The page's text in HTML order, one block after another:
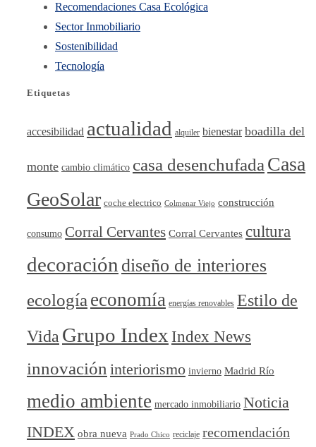
Recomendaciones Casa Ecológica
Sector Inmobiliario
Sostenibilidad
Tecnología
Etiquetas
accesibilidad actualidad alquiler bienestar boadilla del
monte cambio climático casa desenchufada Casa
GeoSolar coche electrico Colmenar Viejo construcción
consumo Corral Cervantes Corral Cervantes cultura
decoración diseño de interiores
ecología economía energías renovables Estilo de
Vida Grupo Index Index News
innovación interiorismo invierno Madrid Río
medio ambiente mercado inmobiliario Noticia
INDEX obra nueva Prado Chico reciclaje recomendación